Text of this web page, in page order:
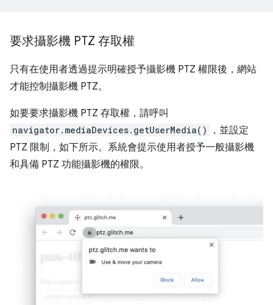
要求攝影機 PTZ 存取權
只有在使用者透過提示明確授予攝影機 PTZ 權限後，網站
才能控制攝影機 PTZ。
如要要求攝影機 PTZ 存取權，請呼叫
navigator.mediaDevices.getUserMedia()
，並設定
PTZ 限制，如下所示。系統會提示使用者授予一般攝影機
和具備 PTZ 功能攝影機的權限。